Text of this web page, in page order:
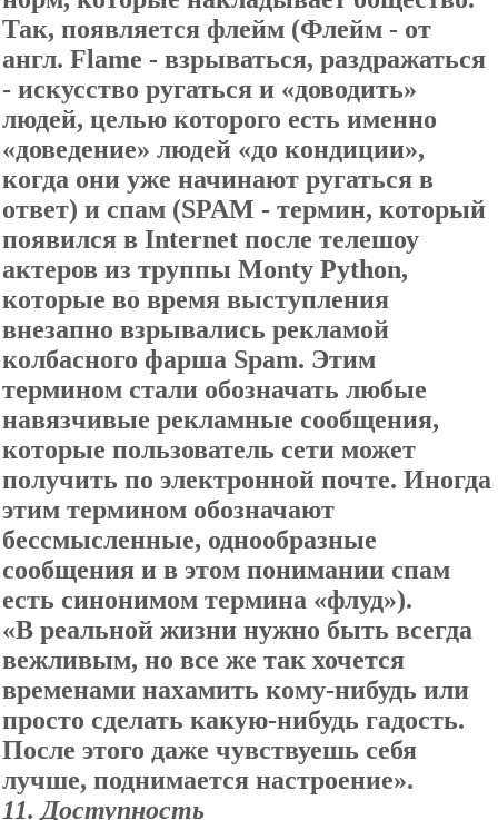
Так, появляется флейм (Флейм - от
англ. Flame - взрываться, раздражаться
- искусство ругаться и «доводить»
людей, целью которого есть именно
«доведение» людей «до кондиции»,
когда они уже начинают ругаться в
ответ) и спам (SPAM - термин, который
появился в Internet после телешоу
актеров из труппы Monty Python,
которые во время выступления
внезапно взрывались рекламой
колбасного фарша Spam. Этим
термином стали обозначать любые
навязчивые рекламные сообщения,
которые пользователь сети может
получить по электронной почте. Иногда
этим термином обозначают
бессмысленные, однообразные
сообщения и в этом понимании спам
есть синонимом термина «флуд»).
«В реальной жизни нужно быть всегда
вежливым, но все же так хочется
временами нахамить кому-нибудь или
просто сделать какую-нибудь гадость.
После этого даже чувствуешь себя
лучше, поднимается настроение».
11. Доступность